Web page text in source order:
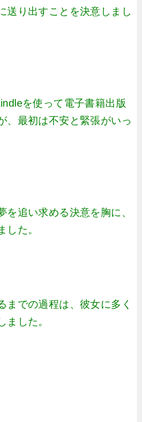
送り出すことを決意しまし
を使って電子書籍出版
、最初は不安と緊張がいっ
を追い求める決意を胸に、
した。
までの過程は、彼女に多く
ました。